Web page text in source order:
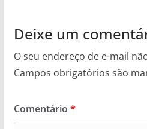
Deixe um
O seu endereço de e-mail
Campos obrigatórios são
Comentário *